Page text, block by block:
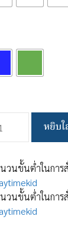
หยิบใ
วนขั้นต่ำในกา
วนขั้นต่ำในกา